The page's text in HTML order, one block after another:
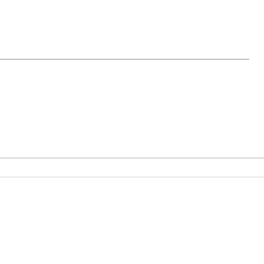
et la proximité immédiate de l’ensemble des
un salon d’agrément, un espace détente ou une